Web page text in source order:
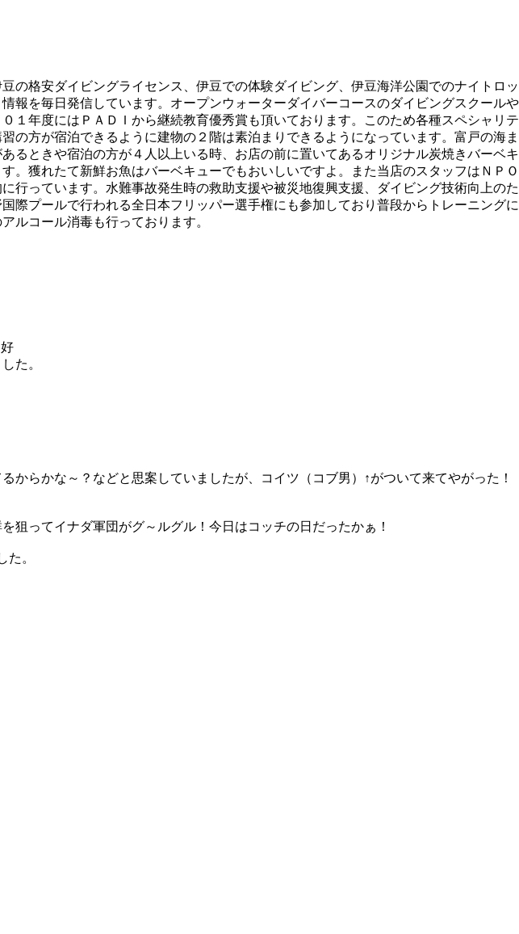
格安ダイビングライセンス、伊豆での体験ダイビング、伊豆海洋公園でのナイトロッ
報を毎日発信しています。オープンウォーターダイバーコースのダイビングスクールや
１年度にはＰＡＤＩから継続教育優秀賞も頂いております。このため各種スペシャリテ
の方が宿泊できるように建物の２階は素泊まりできるようになっています。富戸の海ま
るときや宿泊の方が４人以上いる時、お店の前に置いてあるオリジナル炭焼きバーベキ
。獲れたて新鮮お魚はバーベキューでもおいしいですよ。また当店のスタッフはＮＰＯ
っています。水難事故発生時の救助支援や被災地復興支援、ダイビング技術向上のた
プールで行われる全日本フリッパー選手権にも参加しており普段からトレーニングに
ルコール消毒も行っております。
た。
らかな～？などと思案していましたが、コイツ（コブ男）↑がついて来てやがった！
狙ってイナダ軍団がグ～ルグル！今日はコッチの日だったかぁ！
。